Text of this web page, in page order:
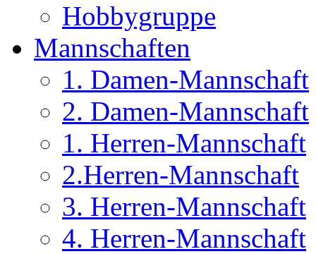
Hobbygruppe
Mannschaften
1. Damen-Mannschaft
2. Damen-Mannschaft
1. Herren-Mannschaft
2.Herren-Mannschaft
3. Herren-Mannschaft
4. Herren-Mannschaft